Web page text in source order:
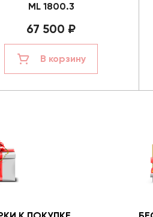
ML 1800.3
67 500 ₽
В корзину